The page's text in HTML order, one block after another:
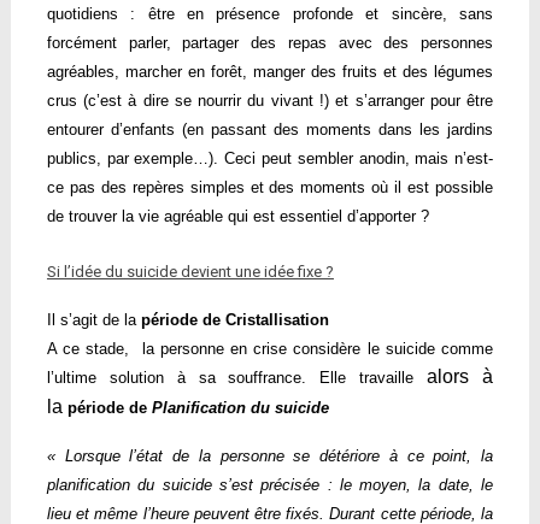
quotidiens : être en présence profonde et sincère, sans
forcément parler, partager des repas avec des personnes
agréables, marcher en forêt, manger des fruits et des légumes
crus (c’est à dire se nourrir du vivant !) et s’arranger pour être
entourer d’enfants (en passant des moments dans les jardins
publics, par exemple…). Ceci peut sembler anodin, mais n’est-
ce pas des repères simples et des moments où il est possible
de trouver la vie agréable qui est essentiel d’apporter ?
Si l’idée du suicide devient une idée fixe ?
Il s’agit de la période de Cristallisation
A ce stade, la personne en crise considère le suicide comme
l’ultime solution à sa souffrance. Elle travaillealors à
lapériode de Planification du suicide
« Lorsque l’état de la personne se détériore à ce point, la
planification du suicide s’est précisée : le moyen, la date, le
lieu et même l’heure peuvent être fixés. Durant cette période, la